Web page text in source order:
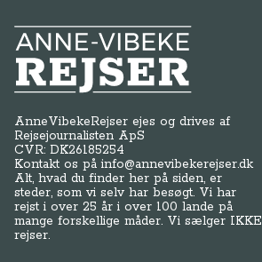
Anne-Vibeke Rejser
AnneVibekeRejser ejes og drives af
Rejsejournalisten ApS
CVR: DK26185254
Kontakt os påinfo@annevibekerejser.dk
Alt, hvad du finder her på siden, er
steder, som vi selv har besøgt. Vi har
rejst i over 25 år i over 100 lande på
mange forskellige måder. Vi sælger IKKE
rejser.